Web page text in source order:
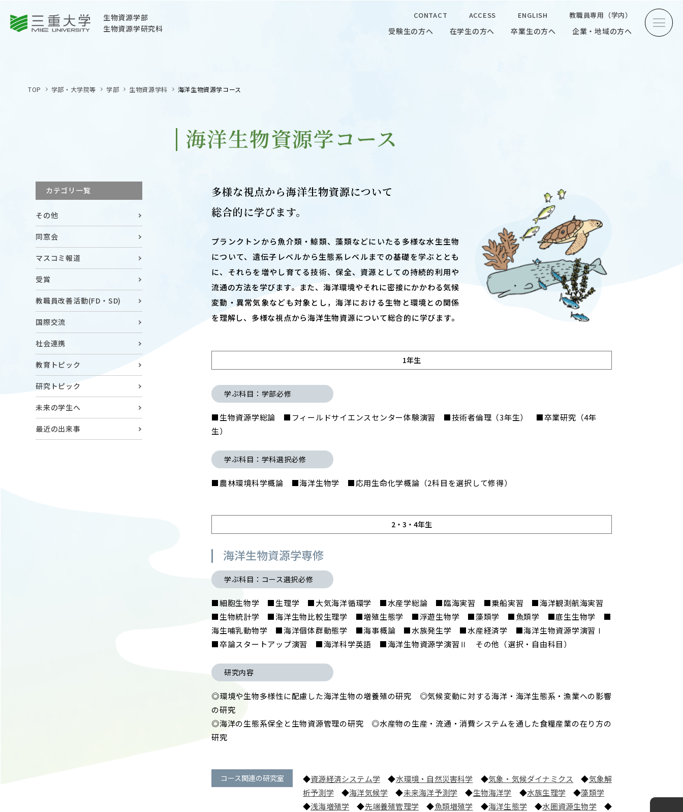
三重大学
生物資源学部
生物資源学研究科
CONTACT ACCESS ENGLISH 教職員専用（学内）
受験生の方へ 在学生の方へ 卒業生の方へ 企業・地域の方へ
生物資源学研究科
サイトマップ
お問い合わせ
ニュース◎
Facebook
X
YouTube
教職員専用（学内）
オープンキャンパス 学問探求セミナー インタビュー
ABOUT
学部概要
ACADEMICS
教育（学部・大学院等）
ADMISSION
入試情報
RESEARCH
研究
SOCIAL
社会連携
CAMPUS LIFE
大学生活
EVENTS
イベントカレンダー
BULLETIN ANPIC
TOP 学部・大学院等 学部 生物資源学科 海洋生物資源学コース
海洋生物資源学コース
カテゴリ一覧
その他
同窓会
マスコミ報道
受賞
教職員改善活動(FD・SD)
国際交流
社会連携
教育トピック
研究トピック
未来の学生へ
最近の出来事
多様な視点から海洋生物資源について
総合的に学びます。
プランクトンから魚介類・鯨類、藻類などにいたる多様な水生生物
について、遺伝子レベルから生態系レベルまでの基礎を学ぶととも
に、それらを増やし育てる技術、保全、資源としての持続的利用や
流通の方法を学びます。また、海洋環境やそれに密接にかかわる気候
変動・異常気象なども対象とし，海洋における生物と環境との関係
を理解し、多様な視点から海洋生物資源について総合的に学びます。
1年生
学ぶ科目：学部必修
■生物資源学総論 ■フィールドサイエンスセンター体験演習 ■技術者倫理（3年生） ■卒業研究（4年
生）
学ぶ科目：学科選択必修
■農林環境科学概論 ■海洋生物学 ■応用生命化学概論（2科目を選択して修得）
2・3・4年生
海洋生物資源学専修
学ぶ科目：コース選択必修
■細胞生物学 ■生理学 ■大気海洋循環学 ■水産学総論 ■臨海実習 ■乗船実習 ■海洋観測航海実習
■生物統計学 ■海洋生物比較生理学 ■増殖生態学 ■浮遊生物学 ■藻類学 ■魚類学 ■底生生物学 ■
海生哺乳動物学 ■海洋個体群動態学 ■海事概論 ■水族発生学 ■水産経済学 ■海洋生物資源学演習Ⅰ
■卒論スタートアップ演習 ■海洋科学英語 ■海洋生物資源学演習Ⅱ その他（選択・自由科目）
研究内容
◎環境や生物多様性に配慮した海洋生物の増養殖の研究 ◎気候変動に対する海洋・海洋生態系・漁業への影響
の研究
◎海洋の生態系保全と生物資源管理の研究 ◎水産物の生産・流通・消費システムを通した食糧産業の在り方の
研究
コース関連の研究室 ◆資源経済システム学 ◆水環境・自然災害科学 ◆気象・気候ダイナミクス ◆気象解
析予測学 ◆海洋気候学 ◆未来海洋予測学 ◆生物海洋学 ◆水族生理学 ◆藻類学
◆浅海増殖学 ◆先端養殖管理学 ◆魚類増殖学 ◆海洋生態学 ◆水圏資源生物学 ◆